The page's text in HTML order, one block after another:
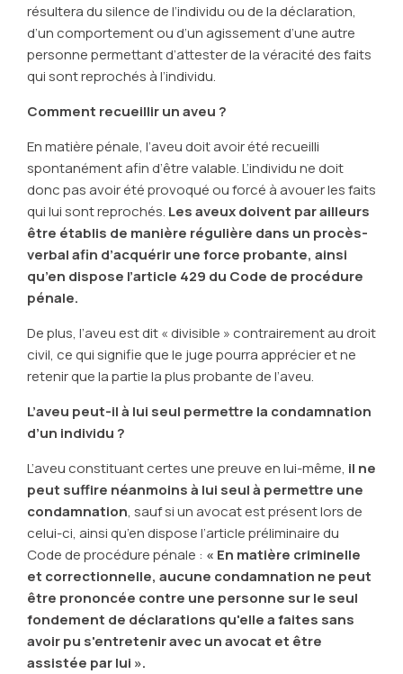
résultera du silence de l’individu ou de la déclaration,
d’un comportement ou d’un agissement d’une autre
personne permettant d’attester de la véracité des faits
qui sont reprochés à l’individu.
Comment recueillir un aveu ?
En matière pénale, l’aveu doit avoir été recueilli
spontanément afin d’être valable. L’individu ne doit
donc pas avoir été provoqué ou forcé à avouer les faits
qui lui sont reprochés. Les aveux doivent par ailleurs
être établis de manière régulière dans un procès-
verbal afin d’acquérir une force probante, ainsi
qu’en dispose l’article 429 du Code de procédure
pénale.
De plus, l’aveu est dit « divisible » contrairement au droit
civil, ce qui signifie que le juge pourra apprécier et ne
retenir que la partie la plus probante de l’aveu.
L’aveu peut-il à lui seul permettre la condamnation
d’un individu ?
L’aveu constituant certes une preuve en lui-même, il ne
peut suffire néanmoins à lui seul à permettre une
condamnation, sauf si un avocat est présent lors de
celui-ci, ainsi qu’en dispose l’article préliminaire du
Code de procédure pénale : « En matière criminelle
et correctionnelle, aucune condamnation ne peut
être prononcée contre une personne sur le seul
fondement de déclarations qu'elle a faites sans
avoir pu s'entretenir avec un avocat et être
assistée par lui ».